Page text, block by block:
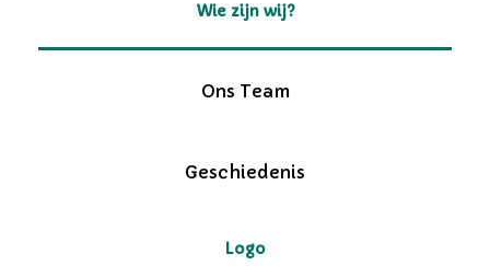
Wie zijn wij?
Ons Team
Geschiedenis
Logo